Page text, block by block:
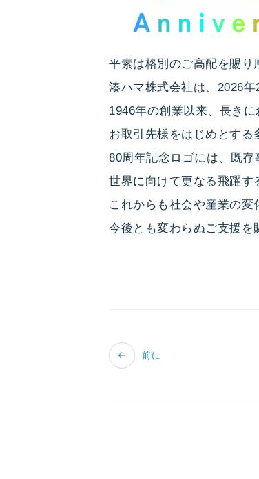
平素は格別のご高配を賜
湊ハマ株式会社は、2026年
1946年の創業以来、長き
お取引先様をはじめとする
80周年記念ロゴには、既
世界に向けて更なる飛躍す
これからも社会や産業の
今後とも変わらぬご支援を
前に